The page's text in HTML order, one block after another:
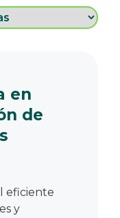
en
de
eficiente
y